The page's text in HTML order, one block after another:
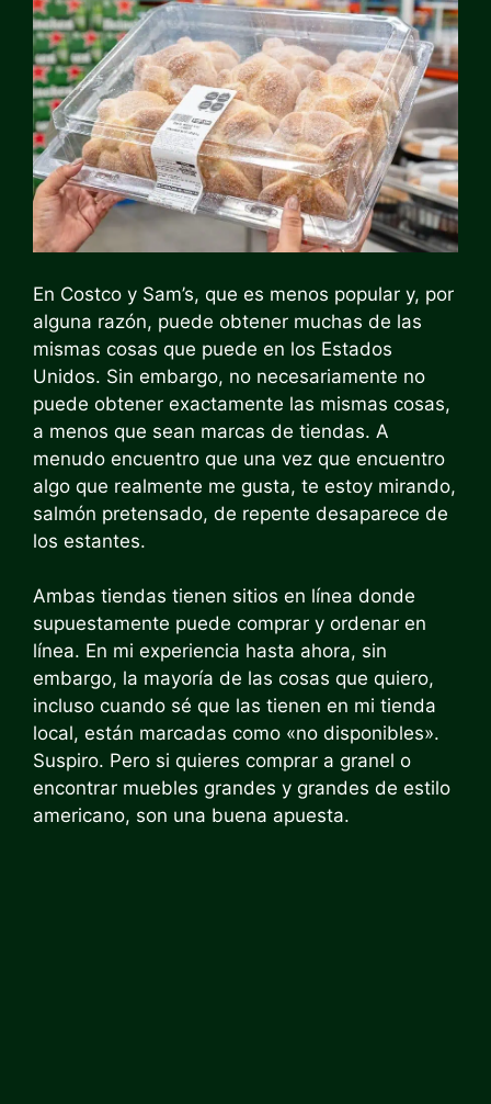
En Costco y Sam’s, que es menos popular y, por
alguna razón, puede obtener muchas de las
mismas cosas que puede en los Estados
Unidos. Sin embargo, no necesariamente no
puede obtener exactamente las mismas cosas,
a menos que sean marcas de tiendas. A
menudo encuentro que una vez que encuentro
algo que realmente me gusta, te estoy mirando,
salmón pretensado, de repente desaparece de
los estantes.
Ambas tiendas tienen sitios en línea donde
supuestamente puede comprar y ordenar en
línea. En mi experiencia hasta ahora, sin
embargo, la mayoría de las cosas que quiero,
incluso cuando sé que las tienen en mi tienda
local, están marcadas como «no disponibles».
Suspiro. Pero si quieres comprar a granel o
encontrar muebles grandes y grandes de estilo
americano, son una buena apuesta.